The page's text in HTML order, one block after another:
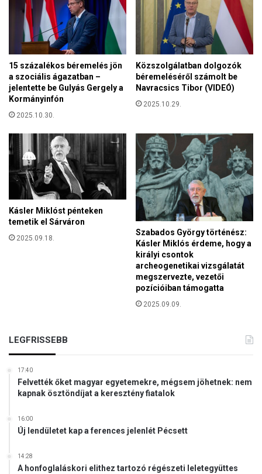
é
s
i
s
e
y
b
n
15 százalékos béremelés jön
a szociális ágazatban –
jelentette be Gulyás Gergely a
Kormányinfón
2025.10.30.
Közszolgálatban dolgozók
béremeléséről számolt be
Navracsics Tibor (VIDEÓ)
2025.10.29.
Kásler Miklóst pénteken
temetik el Sárváron
2025.09.18.
Szabados György történész:
Kásler Miklós érdeme, hogy a
királyi csontok
archeogenetikai vizsgálatát
megszervezte, vezetői
pozícióiban támogatta
2025.09.09.
LEGFRISSEBB
17:40
Felvették őket magyar egyetemekre, mégsem jöhetnek: nem
kapnak ösztöndíjat a keresztény fiatalok
16:00
Új lendületet kap a ferences jelenlét Pécsett
14:28
A honfoglaláskori elithez tartozó régészeti leletegyüttes